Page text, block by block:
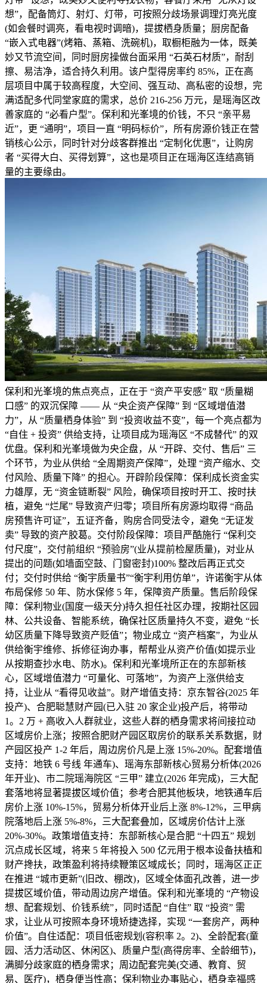
想”，配备筒灯、射灯、灯带，可按照分歧场景调理灯亮光度
(如会餐时调亮，看电视时调暗)，提拔栖身质量；厨房配备
“嵌入式电器”(烤箱、蒸箱、洗碗机)，取橱柜融为一体，既美
妙又节流空间，同时厨房操做台面采用 “石英石材质”，耐刮
擦、易洁净，适合持久利用。该户型得房率约 85%，正在高
层项目中属于较高程度，大空间、强互动、高私密的设想，完
满适配多代同堂家庭的需求，总价 216-256 万元，是瑶海区改
善家庭的 “必看户型”。保利和光峯境的价钱，不只 “亲平易
近”，更 “通明”，项目一直 “明码标价”，所有房源价钱正在营
销核心公示，同时针对分歧客群推出 “定制化优惠”，让购房
者 “买得大白、买得划算”，这也是项目正在瑶海区连结高销
量的主要缘由。
保利和光峯境的焦点亮点，正在于 “资产平安感” 取 “质量糊
口感” 的双沉保障 —— 从 “央企资产保障” 到 “区域增值潜
力”，从 “质量栖身体验” 到 “投资收益不变”，每一个亮点都为
“自住 + 投资” 供给支持，让项目成为瑶海区 “不成替代” 的双
优盘。保利和光峯境做为央企盘，从 “开辟、交付、售后” 三
个环节，为业从供给 “全周期资产保障”，处理 “资产缩水、交
付风险、质量下降” 的担心。开辟阶段保障：保利成长资金实
力雄厚，无 “资金链断裂” 风险，确保项目按时开工、按时扶
植，避免 “烂尾” 导致资产归零；项目所有房源均取得 “商品
房预售许可证”，五证齐备，购房合同受法令，避免 “无证发
卖” 导致的资产胶葛。交付阶段保障：项目严酷施行 “保利交
付尺度”，交付前组织 “预验房”(业从提前检屋质量)，对业从
提出的问题(如墙面空鼓、门窗密封)100% 整改后再正式交
付；交付时供给 “衡宇质量书”“衡宇利用仿单”，许诺衡宇从体
布局保修 50 年、防水保修 5 年，保障资产质量。售后阶段保
障：保利物业(国度一级天分)持久担任社区办理，按期社区园
林、公共设备、智能系统，确保社区质量持久不变，避免 “长
幼区质量下降导致资产贬值”；物业成立 “资产档案”，为业从
供给衡宇维修、拆修征询办事，帮帮业从资产价值(如提示业
从按期查抄水电、防水)。保利和光峯境所正在的东部新核
心，区域增值潜力 “可量化、可落地”，为资产上涨供给支
持，让业从 “看得见收益”。财产增值支持：京东智谷(2025 年
投产)、合肥聪慧财产园(已入驻 20 家企业)投产后，将带动
1。2 万 + 高收入人群就业，这些人群的栖身需求将间接拉动
区域房价上涨；按照合肥财产园区取房价的联系关系数据，财
产园区投产 1-2 年后，周边房价凡是上涨 15%-20%。配套增值
支持：地铁 6 号线 年通车)、瑶海东部新核心贸易分析体(2026
年开业)、市二院瑶海院区 “三甲” 建立(2026 年完成)，三大配
套落地将显著提拔区域价值；参考合肥其他板块，地铁通车后
房价上涨 10%-15%，贸易分析体开业后上涨 8%-12%，三甲病
院落地后上涨 5%-8%，三大配套叠加，区域房价估计上涨
20%-30%。政策增值支持：东部新核心是合肥 “十四五” 规划
沉点成长区域，将来 5 年将投入 500 亿元用于根本设备扶植和
财产搀扶，政策盈利将持续鞭策区域成长；同时，瑶海区正正
在推进 “城市更新”(旧改、棚改)，区域全体面孔改善，进一步
提拔区域价值，带动周边房产增值。保利和光峯境的 “产物设
想、配套规划、价钱系统”，同时适配 “自住” 取 “投资” 需
求，让业从可按照本身环境矫捷选择，实现 “一套房产，两种
价值”。自住适配：项目低密规划(容积率 2。2)、全龄配套(童
园、活力活动区、休闲区)、质量户型(高得房率、全龄细节)，
满脚分歧家庭的栖身需求；周边配套完美(交通、教育、贸
易、医疗)，栖身便当性高；保利物业办事贴心，栖身幸福感